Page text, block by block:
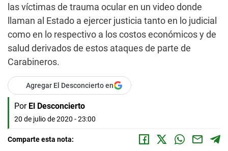
las víctimas de trauma ocular en un video donde
llaman al Estado a ejercer justicia tanto en lo judicial
como en lo respectivo a los costos económicos y de
salud derivados de estos ataques de parte de
Carabineros.
Agregar El Desconcierto en
Por El Desconcierto
20 de julio de 2020 - 23:00
Comparte esta nota: